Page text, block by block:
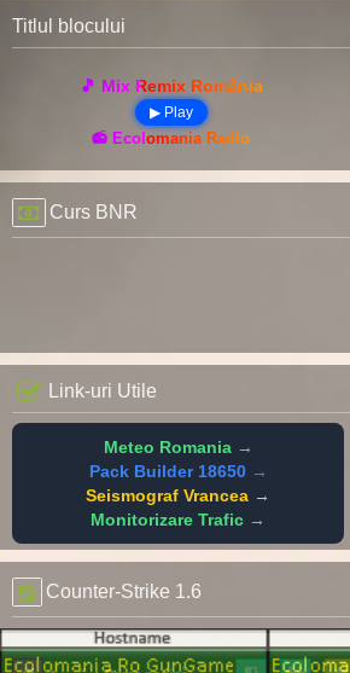
Titlul blocului
🎵 Mix Remix România
▶ Play
📻 Ecolomania Radio
Curs BNR
Link-uri Utile
Meteo Romania →
Pack Builder 18650 →
Seismograf Vrancea →
Monitorizare Trafic →
Counter-Strike 1.6